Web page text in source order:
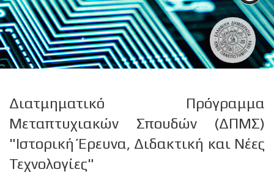
Διατμηματικό Πρόγραμμα
Μεταπτυχιακών Σπουδών (ΔΠΜΣ)
"Ιστορική Έρευνα, Διδακτική και Νέες
Τεχνολογίες"